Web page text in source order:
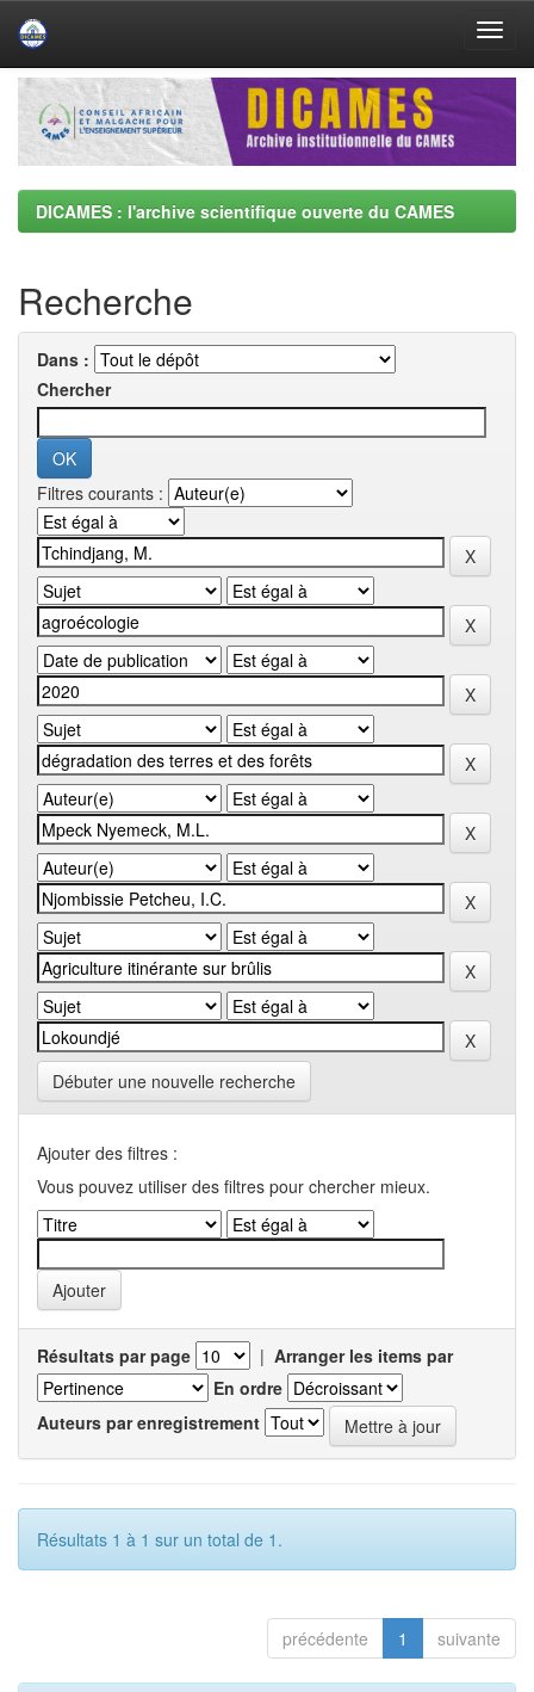
Skip
navigation
DICAMES : l'archive scientifique ouverte du CAMES
Recherche
Dans :
Chercher
Filtres courants :
Débuter une nouvelle recherche
Ajouter des filtres :
Vous pouvez utiliser des filtres pour chercher mieux.
Résultats par page | Arranger les items par
En ordre
Auteurs par enregistrement
Résultats 1 à 1 sur un total de 1.
précédente 1 suivante